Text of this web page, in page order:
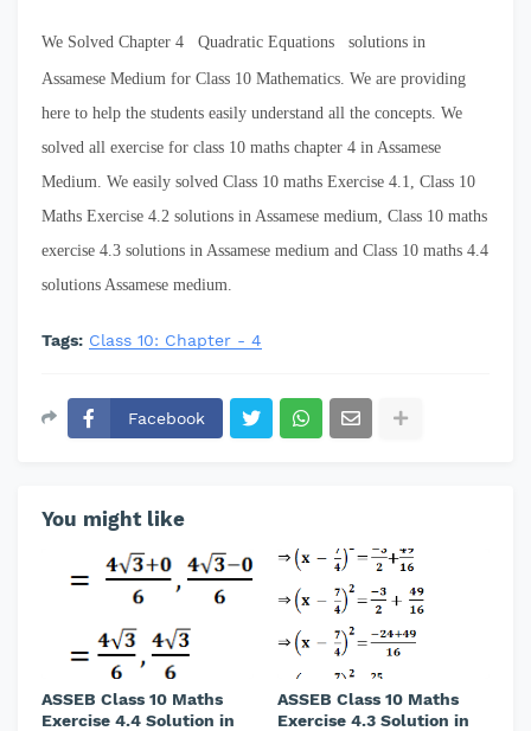
We Solved Chapter 4 Quadratic Equations solutions in
Assamese Medium for Class 10 Mathematics. We are providing
here to help the students easily understand all the concepts. We
solved all exercise for class 10 maths chapter 4 in Assamese
Medium. We easily solved Class 10 maths Exercise 4.1, Class 10
Maths Exercise 4.2 solutions in Assamese medium, Class 10 maths
exercise 4.3 solutions in Assamese medium and Class 10 maths 4.4
solutions Assamese medium.
Tags: Class 10: Chapter - 4
Facebook
You might like
ASSEB Class 10 Maths
Exercise 4.4 Solution in
ASSEB Class 10 Maths
Exercise 4.3 Solution in